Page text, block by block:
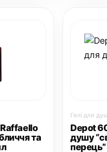
та
Гелі для
Depot
душу